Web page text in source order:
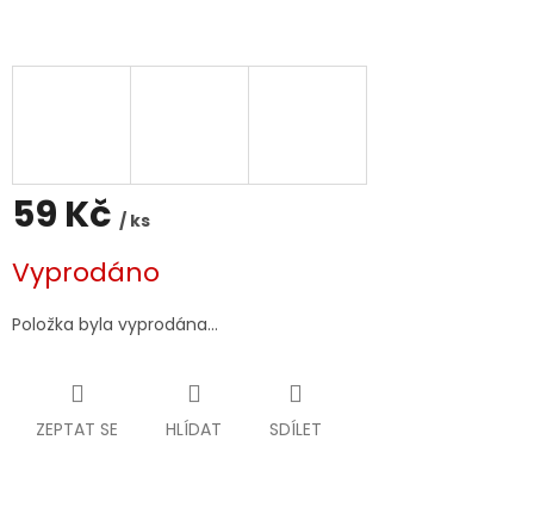
59 Kč / ks
cena:
Vyprodáno
Položka byla vyprodána…
ZEPTAT SE HLÍDAT SDÍLET